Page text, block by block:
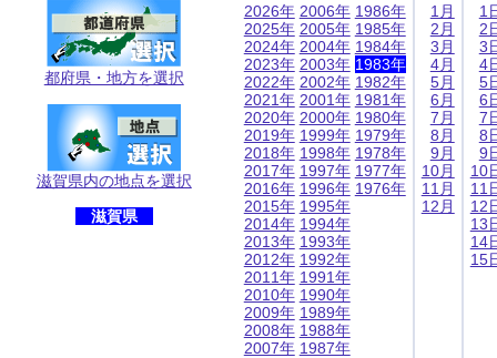
都府県・地方を選択
滋賀県内の地点を選択
滋賀県
2026年
2025年
2024年
2023年
2022年
2021年
2020年
2019年
2018年
2017年
2016年
2015年
2014年
2013年
2012年
2011年
2010年
2009年
2008年
2007年
2006年
2005年
2004年
2003年
2002年
2001年
2000年
1999年
1998年
1997年
1996年
1995年
1994年
1993年
1992年
1991年
1990年
1989年
1988年
1987年
1986年
1985年
1984年
1983年
1982年
1981年
1980年
1979年
1978年
1977年
1976年
1月
2月
3月
4月
5月
6月
7月
8月
9月
10月
11月
12月
1
2
3
4
5
6
7
8
9
10
11
12
13
14
15